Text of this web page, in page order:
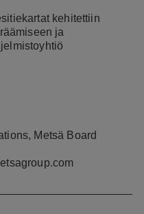
kehitettiin
ja
Metsä Board